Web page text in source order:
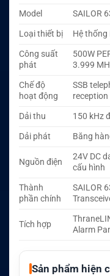
Model
SAILOR
Loại thiết bị
Hệ thống
Công suất
phát
500W
3.999
Chế độ
hoạt động
SSB
reception
Dải thu
150 kHz
Dải phát
Băng
Nguồn điện
24V DC
cấu hình
Thành
phần chính
SAILOR
Tích hợp
Alarm
Sản phẩm hiện